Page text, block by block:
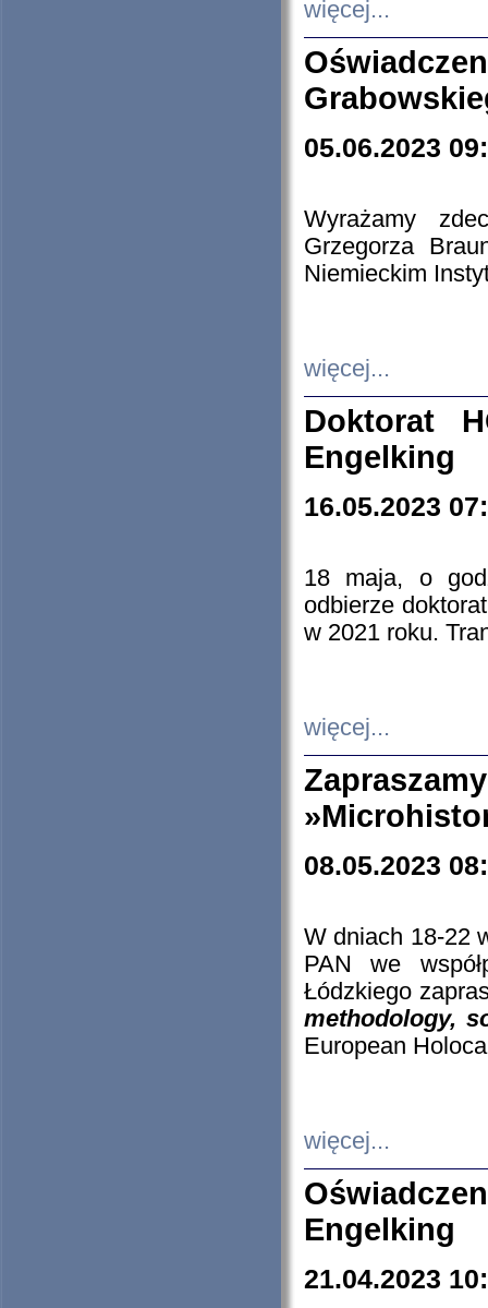
więcej...
05.06.2023
Wyrażamy
Grzegorza
Niemieckim
więcej...
Doktorat
Engelking
16.05.2023
18 maja, o
odbierze
w 2021 roku.
więcej...
08.05.2023
W dniach 18-22
PAN we
Łódzkiego
methodology,
European
więcej...
Engelking
21.04.2023